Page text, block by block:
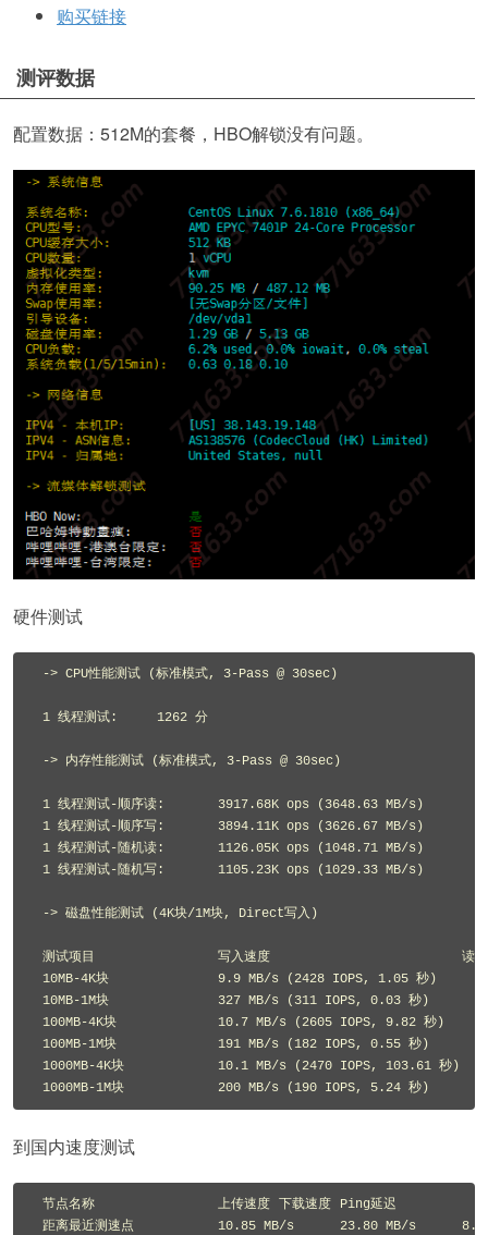
购买链接
测评数据
配置数据：512M的套餐，HBO解锁没有问题。
硬件测试
-> CPU性能测试 (标准模式, 3-Pass @ 30sec)
1 线程测试:	1262 分
-> 内存性能测试 (标准模式, 3-Pass @ 30sec)
1 线程测试-顺序读:	3917.68K ops (3648.63 MB/s)
1 线程测试-顺序写:	3894.11K ops (3626.67 MB/s)
1 线程测试-随机读:	1126.05K ops (1048.71 MB/s)
1 线程测试-随机写:	1105.23K ops (1029.33 MB/s)
-> 磁盘性能测试 (4K块/1M块, Direct写入)
测试项目		写入速度				读取速度
10MB-4K块		9.9 MB/s (2428 IOPS, 1.05 秒)		8.7 MB/s (2124 IOPS, 1.20 秒)
10MB-1M块		327 MB/s (311 IOPS, 0.03 秒)		350 MB/s (334 IOPS, 0.03 秒)
100MB-4K块		10.7 MB/s (2605 IOPS, 9.82 秒)		9.8 MB/s (2381 IOPS, 10.75 秒)
100MB-1M块		191 MB/s (182 IOPS, 0.55 秒)		409 MB/s (389 IOPS, 0.26 秒)
1000MB-4K块		10.1 MB/s (2470 IOPS, 103.61 秒)		10.7 MB/s (2614 IOPS, 97.93 秒)
到国内速度测试
节点名称		上传速度	下载速度	Ping延迟
距离最近测速点		10.85 MB/s	23.80 MB/s	8.318 ms